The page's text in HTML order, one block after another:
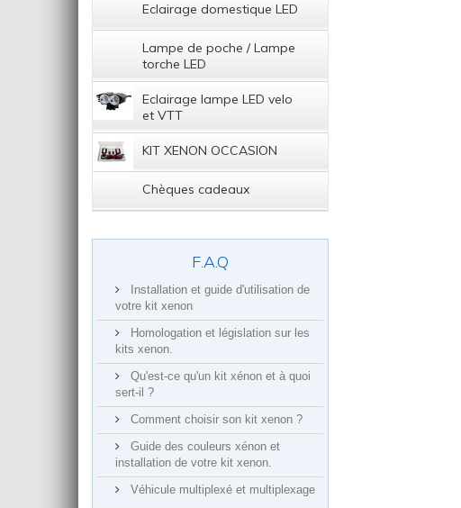
Eclairage domestique LED
Lampe de poche / Lampe
torche LED
Eclairage lampe LED velo
et VTT
KIT XENON OCCASION
Chèques cadeaux
F.A.Q
Installation et guide d'utilisation de
votre kit xenon
Homologation et législation sur les
kits xenon.
Qu'est-ce qu'un kit xénon et à quoi
sert-il ?
Comment choisir son kit xenon ?
Guide des couleurs xénon et
installation de votre kit xenon.
Véhicule multiplexé et multiplexage